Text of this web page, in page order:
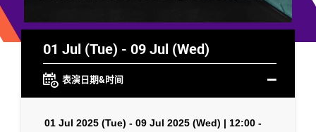
01 Jul (Tue) - 09 Jul (Wed)
表演日期&时间
01 Jul 2025 (Tue) - 09 Jul 2025 (Wed) | 12:00 -